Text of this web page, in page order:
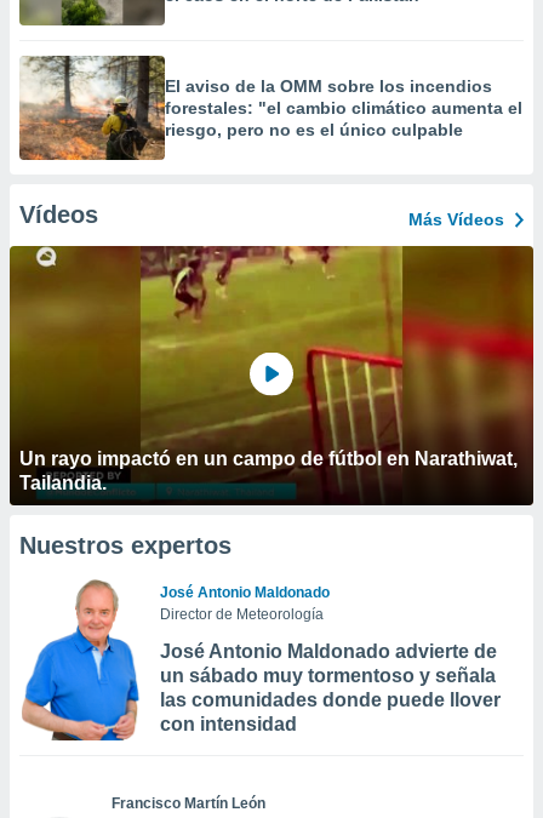
El aviso de la OMM sobre los incendios
forestales: "el cambio climático aumenta el
riesgo, pero no es el único culpable
Vídeos Más Vídeos
Un rayo impactó en un campo de fútbol en Narathiwat,
Tailandia.
Nuestros expertos
José Antonio Maldonado
Director de Meteorología
José Antonio Maldonado advierte de
un sábado muy tormentoso y señala
las comunidades donde puede llover
con intensidad
Francisco Martín León